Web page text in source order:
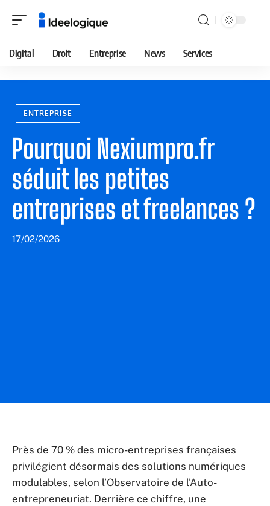
Digital Droit Entreprise News Services
ENTREPRISE
Pourquoi Nexiumpro.fr
séduit les petites
entreprises et freelances ?
17/02/2026
Près de 70 % des micro-entreprises françaises
privilégient désormais des solutions numériques
modulables, selon l’Observatoire de l’Auto-
entrepreneuriat. Derrière ce chiffre, une